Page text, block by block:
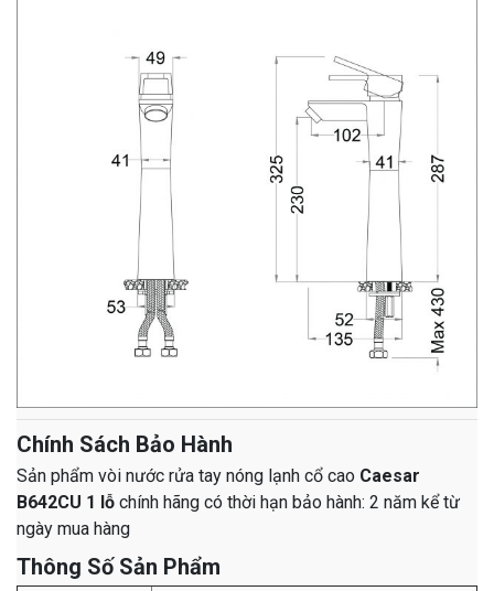
Chính Sách Bảo Hành
Sản phẩm vòi nước rửa tay nóng lạnh cổ cao Caesar
B642CU 1 lỗ chính hãng có thời hạn bảo hành: 2 năm kể từ
ngày mua hàng
Thông Số Sản Phẩm